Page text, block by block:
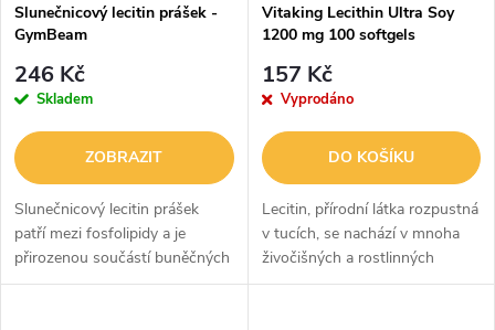
Slunečnicový lecitin prášek -
GymBeam
246 Kč
Skladem
ZOBRAZIT
Slunečnicový lecitin prášek
patří mezi fosfolipidy a je
přirozenou součástí buněčných
membrán. V tomto produktu
Vitaking Lecithin Ultra Soy
1200 mg 100 softgels
157 Kč
Vyprodáno
DO KOŠÍKU
Lecitin, přírodní látka rozpustná
v tucích, se nachází v mnoha
živočišných a rostlinných
potravinách. Nachází se také v